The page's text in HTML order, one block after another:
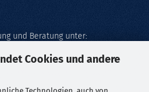
Cookies und andere
Technologien, auch von
und Beratung unter:
Geld-zurück-Garantie.